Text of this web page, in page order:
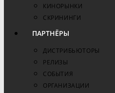
КИНОРЫНКИ
СКРИНИНГИ
ПАРТНЁРЫ
ДИСТРИБЬЮТОРЫ
РЕЛИЗЫ
СОБЫТИЯ
ОРГАНИЗАЦИИ